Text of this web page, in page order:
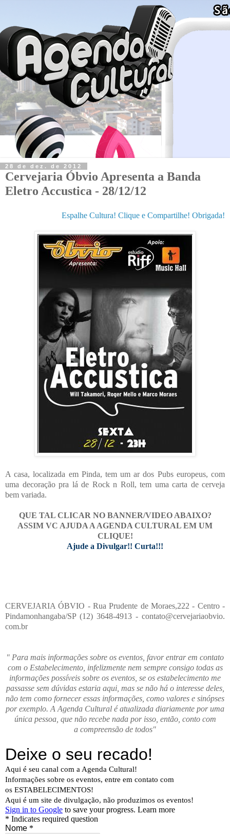
28 de dez. de 2012
Cervejaria Óbvio Apresenta a Banda
Eletro Accustica - 28/12/12
Espalhe Cultura! Clique e Compartilhe! Obrigada!
A casa, localizada em Pinda, tem um ar dos Pubs europeus, com
uma decoração pra lá de Rock n Roll, tem uma carta de cerveja
bem variada.
QUE TAL CLICAR NO BANNER/VIDEO ABAIXO?
ASSIM VC AJUDA A AGENDA CULTURAL EM UM
CLIQUE!
Ajude a Divulgar!! Curta!!!
CERVEJARIA ÓBVIO - Rua Prudente de Moraes,222 - Centro -
Pindamonhangaba/SP (12) 3648-4913 - contato@cervejariaobvio.​
com.br
" Para mais informações sobre os eventos, favor entrar em contato
com o Estabelecimento, infelizmente nem sempre consigo todas as
informações possíveis sobre os eventos, se os estabelecimento me
passasse sem dúvidas estaria aqui, mas se não há o interesse deles,
não tem como fornecer essas informações, como valores e sinópses
por exemplo. A Agenda Cultural é atualizada diariamente por uma
única pessoa, que não recebe nada por isso, então, conto com
a compreensão de todos"